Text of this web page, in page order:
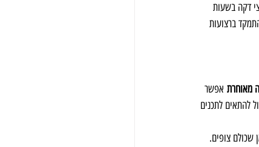
של חצי דקה בשעות
ברצועות
מאוחרת אפשר
להתאים לתכנים
להיות בזמן שכולם צופים.